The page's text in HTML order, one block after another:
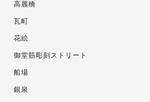
高麗橋
瓦町
花絵
御堂筋彫刻ストリート
船場
銀泉